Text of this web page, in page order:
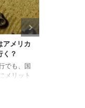
なの？有
るのがホ
悪しはそ
徹底比較
は必見で